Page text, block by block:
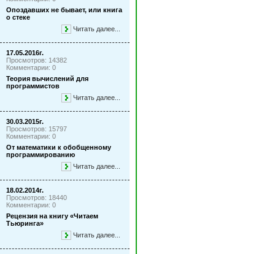
Опоздавших не бывает, или книга
о стеке
Читать далее...
17.05.2016г.
Просмотров: 14382
Комментарии: 0
Теория вычислений для
программистов
Читать далее...
30.03.2015г.
Просмотров: 15797
Комментарии: 0
От математики к обобщенному
программированию
Читать далее...
18.02.2014г.
Просмотров: 18440
Комментарии: 0
Рецензия на книгу «Читаем
Тьюринга»
Читать далее...